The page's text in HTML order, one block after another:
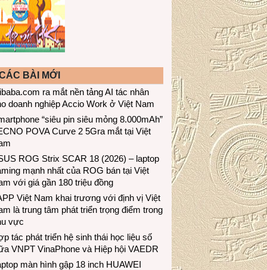
BÀI MỚI
ra mắt nền tảng AI tác nhân
doanh nghiệp Accio Work ở Việt Nam
“siêu pin siêu mỏng 8.000mAh”
POVA Curve 2 5Gra mắt tại Việt
ROG Strix SCAR 18 (2026) – laptop
mạnh nhất của ROG bán tại Việt
với giá gần 180 triệu đồng
Việt Nam khai trương với định vị Việt
là trung tâm phát triển trọng điểm trong
vực
tác phát triển hệ sinh thái học liệu số
VNPT VinaPhone và Hiệp hội VAEDR
màn hình gập 18 inch HUAWEI